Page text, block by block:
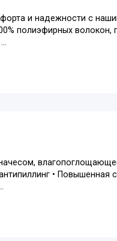
и надежности с
полиэфирных
• Повышенная